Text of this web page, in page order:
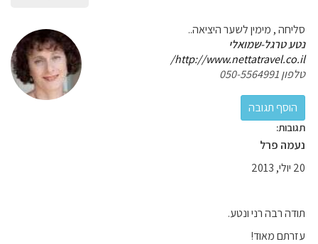
סליחה , מימין לשער היציאה..
נטע טרגל-שמואלי
http://www.nettatravel.co.il/
טלפון 050-5564991
תגובות:
נעמה פרל
20 יולי, 2013
תודה רבה רני ונטע.
עזרתם מאוד!